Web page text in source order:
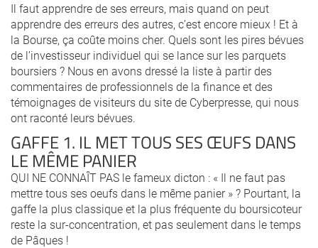
Il faut apprendre de ses erreurs, mais quand on peut
apprendre des erreurs des autres, c’est encore mieux ! Et à
la Bourse, ça coûte moins cher. Quels sont les pires bévues
de l’investisseur individuel qui se lance sur les parquets
boursiers ? Nous en avons dressé la liste à partir des
commentaires de professionnels de la finance et des
témoignages de visiteurs du site de Cyberpresse, qui nous
ont raconté leurs bévues.
GAFFE 1. IL MET TOUS SES ŒUFS DANS
LE MÊME PANIER
QUI NE CONNAÎT PAS le fameux dicton : « Il ne faut pas
mettre tous ses oeufs dans le même panier » ? Pourtant, la
gaffe la plus classique et la plus fréquente du boursicoteur
reste la sur-concentration, et pas seulement dans le temps
de Pâques !